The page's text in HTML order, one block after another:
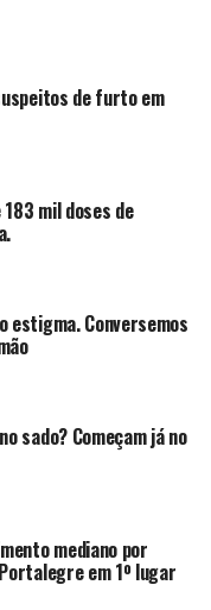
de furto em
mil doses de
estigma. Conversemos
sado? Começam já no
mediano por
em 1º lugar